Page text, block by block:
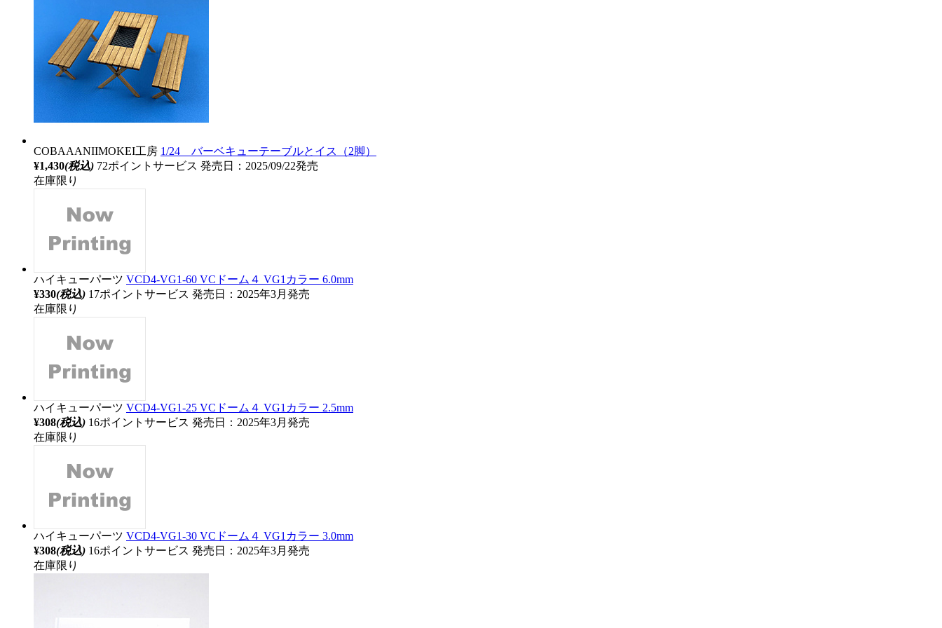
COBAAANIIMOKEI工房 1/24 バーベキューテーブルとイス（2脚）
¥1,430(税込) 72ポイントサービス 発売日：2025/09/22発売
在庫限り
ハイキューパーツ VCD4-VG1-60 VCドーム４ VG1カラー 6.0mm
¥330(税込) 17ポイントサービス 発売日：2025年3月発売
在庫限り
ハイキューパーツ VCD4-VG1-25 VCドーム４ VG1カラー 2.5mm
¥308(税込) 16ポイントサービス 発売日：2025年3月発売
在庫限り
ハイキューパーツ VCD4-VG1-30 VCドーム４ VG1カラー 3.0mm
¥308(税込) 16ポイントサービス 発売日：2025年3月発売
在庫限り